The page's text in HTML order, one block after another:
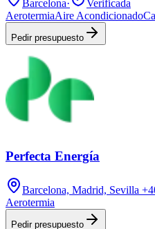
Barcelona·
Verificada
AerotermiaAire Acondicionado
Pedir presupuesto
Perfecta Energía
Barcelona, Madrid, Sevilla
Aerotermia
Pedir presupuesto